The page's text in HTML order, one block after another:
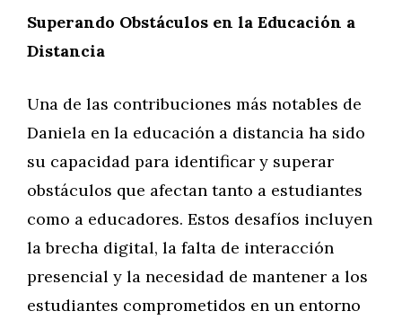
Superando Obstáculos en la Educación a
Distancia
Una de las contribuciones más notables de
Daniela en la educación a distancia ha sido
su capacidad para identificar y superar
obstáculos que afectan tanto a estudiantes
como a educadores. Estos desafíos incluyen
la brecha digital, la falta de interacción
presencial y la necesidad de mantener a los
estudiantes comprometidos en un entorno